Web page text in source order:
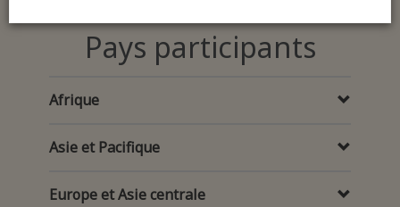
Pays participants
Afrique
Asie et Pacifique
Europe et Asie centrale